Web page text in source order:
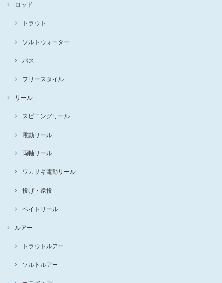
ロッド
トラウト
ソルトウォーター
バス
フリースタイル
リール
スピニングリール
電動リール
両軸リール
ワカサギ電動リール
投げ・遠投
ベイトリール
ルアー
トラウトルアー
ソルトルアー